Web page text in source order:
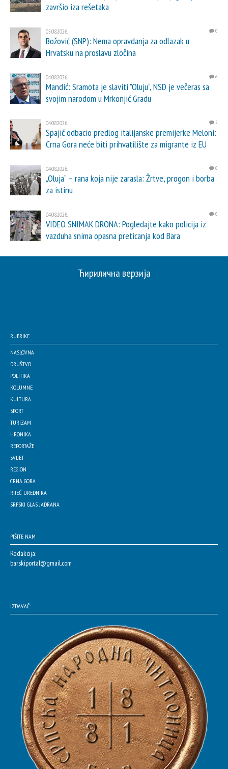
završio iza rešetaka
05.08.2026. 0
Božović (SNP): Nema opravdanja za odlazak u
Hrvatsku na proslavu zločina
04.08.2026. 6
Mandić: Sramota je slaviti "Oluju", NSD je večeras sa
svojim narodom u Mrkonjić Gradu
04.08.2026. 2
Spajić odbacio predlog italijanske premijerke Meloni:
Crna Gora neće biti prihvatilište za migrante iz EU
04.08.2026. 0
„Oluja“ – rana koja nije zarasla: Žrtve, progon i borba
za istinu
04.08.2026. 0
VIDEO SNIMAK DRONA: Pogledajte kako policija iz
vazduha snima opasna preticanja kod Bara
Ћирилична верзија
RUBRIKE
NASLOVNA
DRUŠTVO
POLITIKA
KOLUMNE
KULTURA
SPORT
TURIZAM
HRONIKA
REPORTAŽE
SVIJET
REGION
CRNA GORA
RIJEČ UREDNIKA
SRPSKI GLAS JADRANA
PIŠITE NAM
Redakcija:
barskiportal@gmail.com
IZDAVAČ: